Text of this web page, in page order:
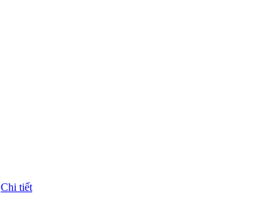
Chi tiết